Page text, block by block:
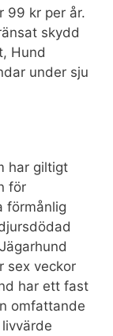
99 kr per år.
skydd
Hund
under sju
har giltigt
för
förmånlig
sex veckor
har ett fast
omfattande